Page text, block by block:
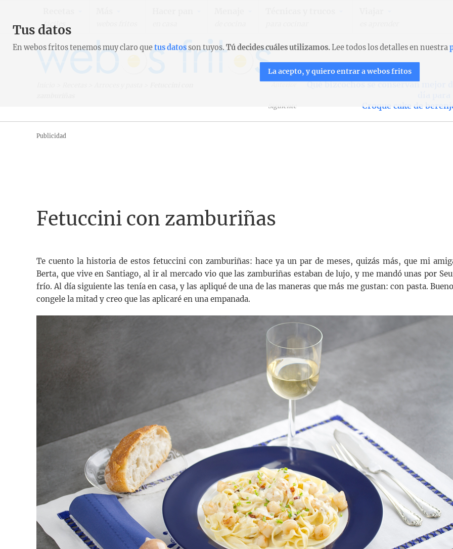
fáciles
Qué bizcochos se conservan mejor
Siguiente Croque cake de
Publicidad
Fetuccini con zamburiñas
Te cuento la historia de estos fetuccini con zamburiñas: hace ya un par de meses, quizás más, que mi
Berta, que vive en Santiago, al ir al mercado vio que las zamburiñas estaban de lujo, y me mandó unas por
frío. Al día siguiente las tenía en casa, y las apliqué de una de las maneras que más me gustan: con pasta.
congele la mitad y creo que las aplicaré en una empanada.
Tus datos
En webos fritos tenemos muy claro quetus datosson tuyos. Tú decides cuáles utilizamos.Lee todos los detalles en nuestra
La acepto, y quiero entrar a webos fritos